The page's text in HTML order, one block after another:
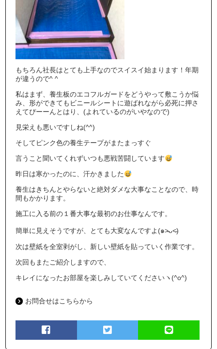
もちろん社長はとても上手なのでスイスイ始まります！年期
が違うので^ ^
私はまず、養生板のエコフルガードをどうやって敷こうか悩
み、形ができてもビニールシートに遊ばれながら必死に押さ
えてぴーーんとはり、(よれているのがいやなので)
見栄えも悪いですしね(^^)
そしてピンク色の養生テープがまたまっすぐ
言うこと聞いてくれずいつも悪戦苦闘しています
昨日は寒かったのに、汗かきました
養生はきちんとやらないと絶対ダメな大事なことなので、時
間もかかります。
施工に入る前の１番大事な最初のお仕事なんです。
簡単に見えそうですが、とても大変なんですよ(๑˃̵ᴗ˂̵)
次は壁紙を全室剥がし、新しい壁紙を貼っていく作業です。
次回もまたご紹介しますので、
キレイになったお部屋を楽しみしていてくださいヽ(^o^)
お問合せはこちらから